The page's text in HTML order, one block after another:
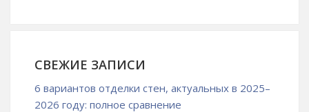
СВЕЖИЕ ЗАПИСИ
6 вариантов отделки стен, актуальных в 2025–
2026 году: полное сравнение